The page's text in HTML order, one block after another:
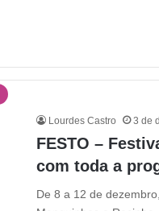
Lourdes Castro 3 de
FESTO –
com toda a
De 8 a 12 de